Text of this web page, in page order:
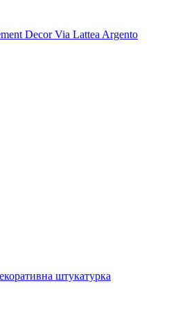
Decor Via Lattea Argento
штукатурка